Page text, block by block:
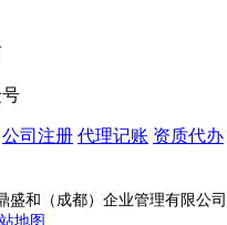
公司注册 代理记账 资质代办
盛和（成都）企业管理有限公
地图